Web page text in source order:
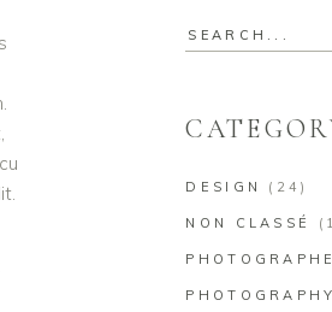
Search
DESIGN (24)
NON CLASSÉ
PHOTOGRAPHY